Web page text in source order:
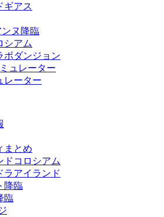
ギアス
ヌ降臨
シアム
ボダンジョン
ュレーター
レーター
まとめ
ドコロシアム
ラアイランド
降臨
臨